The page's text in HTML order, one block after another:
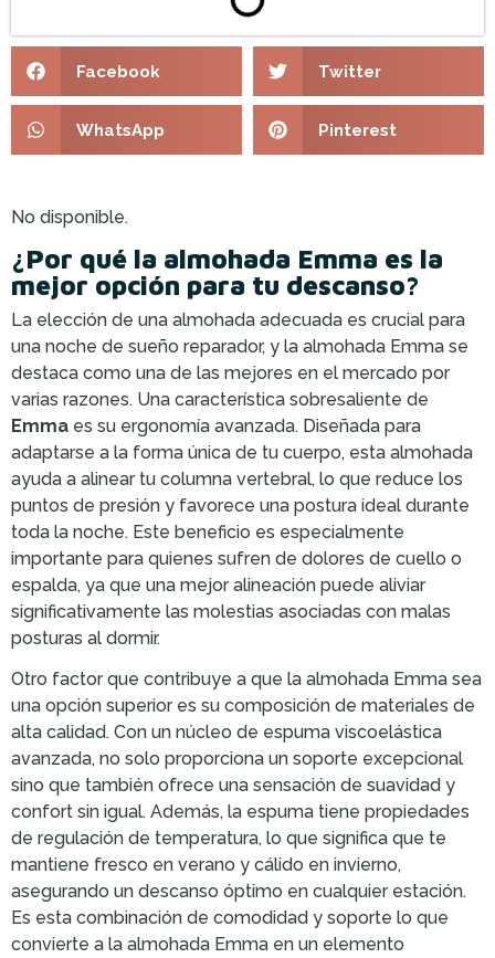
Facebook Twitter
WhatsApp Pinterest
No disponible.
¿Por qué la almohada Emma es la
mejor opción para tu descanso?
La elección de una almohada adecuada es crucial para
una noche de sueño reparador, y la almohada Emma se
destaca como una de las mejores en el mercado por
varias razones. Una característica sobresaliente de
Emma es su ergonomía avanzada. Diseñada para
adaptarse a la forma única de tu cuerpo, esta almohada
ayuda a alinear tu columna vertebral, lo que reduce los
puntos de presión y favorece una postura ideal durante
toda la noche. Este beneficio es especialmente
importante para quienes sufren de dolores de cuello o
espalda, ya que una mejor alineación puede aliviar
significativamente las molestias asociadas con malas
posturas al dormir.
Otro factor que contribuye a que la almohada Emma sea
una opción superior es su composición de materiales de
alta calidad. Con un núcleo de espuma viscoelástica
avanzada, no solo proporciona un soporte excepcional
sino que también ofrece una sensación de suavidad y
confort sin igual. Además, la espuma tiene propiedades
de regulación de temperatura, lo que significa que te
mantiene fresco en verano y cálido en invierno,
asegurando un descanso óptimo en cualquier estación.
Es esta combinación de comodidad y soporte lo que
convierte a la almohada Emma en un elemento